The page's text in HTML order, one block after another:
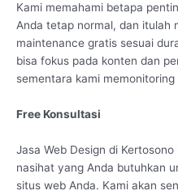
Kami memahami betapa
Anda tetap normal, dan itulah
maintenance gratis sesuai
bisa fokus pada konten dan
sementara kami
Free Konsultasi
Jasa Web Design di
nasihat yang Anda butuhkan
situs web Anda. Kami akan